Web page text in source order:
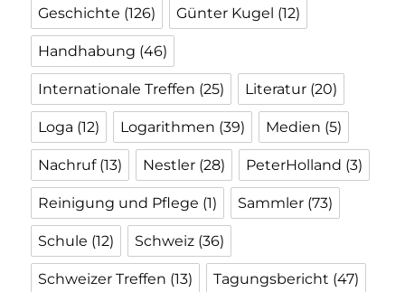
Geschichte (126) Günter Kugel (12)
Handhabung (46)
Internationale Treffen (25) Literatur (20)
Loga (12) Logarithmen (39) Medien (5)
Nachruf(13) Nestler (28) PeterHolland (3)
Reinigung und Pflege (1) Sammler (73)
Schule (12) Schweiz (36)
Schweizer Treffen (13) Tagungsbericht (47)